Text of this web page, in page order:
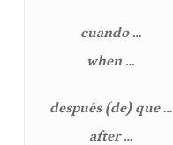
cuando …
when …
después (de) que …
after …